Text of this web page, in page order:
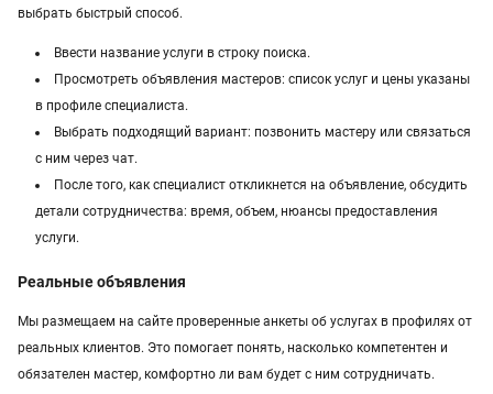
выбрать быстрый способ.
Ввести название услуги в строку поиска.
Просмотреть объявления мастеров: список услуг и цены указаны
в профиле специалиста.
Выбрать подходящий вариант: позвонить мастеру или связаться
с ним через чат.
После того, как специалист откликнется на объявление, обсудить
детали сотрудничества: время, объем, нюансы предоставления
услуги.
Реальные объявления
Мы размещаем на сайте проверенные анкеты об услугах в профилях от
реальных клиентов. Это помогает понять, насколько компетентен и
обязателен мастер, комфортно ли вам будет с ним сотрудничать.